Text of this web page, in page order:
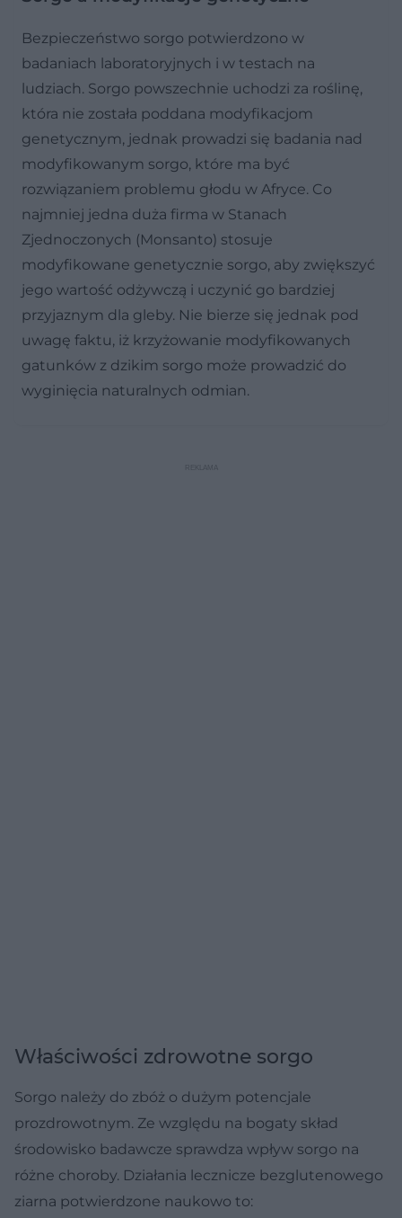
Bezpieczeństwo sorgo potwierdzono w
badaniach laboratoryjnych i w testach na
ludziach. Sorgo powszechnie uchodzi za roślinę,
która nie została poddana modyfikacjom
genetycznym, jednak prowadzi się badania nad
modyfikowanym sorgo, które ma być
rozwiązaniem problemu głodu w Afryce. Co
najmniej jedna duża firma w Stanach
Zjednoczonych (Monsanto) stosuje
modyfikowane genetycznie sorgo, aby zwiększyć
jego wartość odżywczą i uczynić go bardziej
przyjaznym dla gleby. Nie bierze się jednak pod
uwagę faktu, iż krzyżowanie modyfikowanych
gatunków z dzikim sorgo może prowadzić do
wyginięcia naturalnych odmian.
Właściwości zdrowotne sorgo
Sorgo należy do zbóż o dużym potencjale
prozdrowotnym. Ze względu na bogaty skład
środowisko badawcze sprawdza wpływ sorgo na
różne choroby. Działania lecznicze bezglutenowego
ziarna potwierdzone naukowo to: